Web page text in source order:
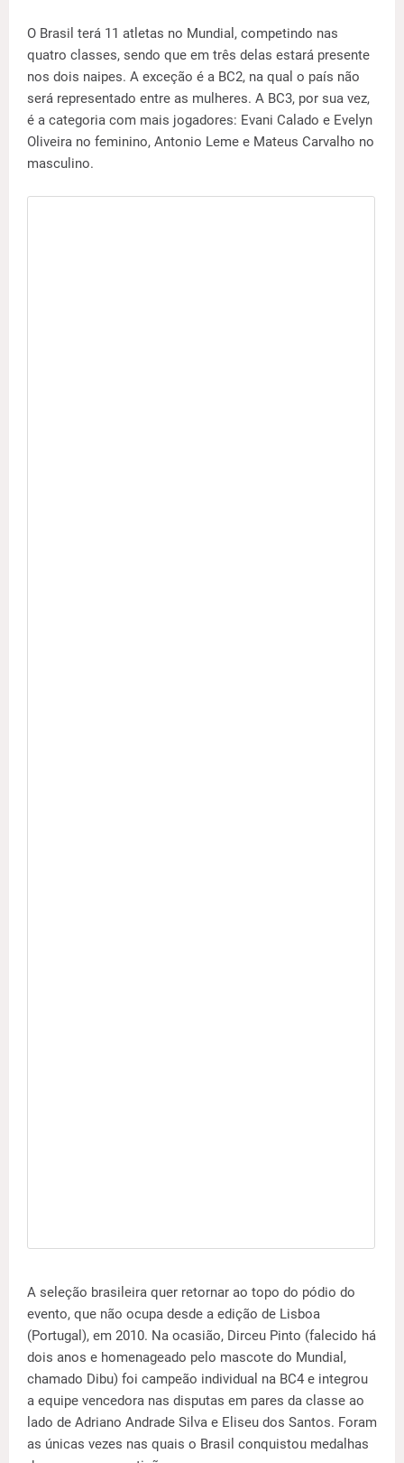
O Brasil terá 11 atletas no Mundial, competindo nas
quatro classes, sendo que em três delas estará presente
nos dois naipes. A exceção é a BC2, na qual o país não
será representado entre as mulheres. A BC3, por sua vez,
é a categoria com mais jogadores: Evani Calado e Evelyn
Oliveira no feminino, Antonio Leme e Mateus Carvalho no
masculino.
A seleção brasileira quer retornar ao topo do pódio do
evento, que não ocupa desde a edição de Lisboa
(Portugal), em 2010. Na ocasião, Dirceu Pinto (falecido há
dois anos e homenageado pelo mascote do Mundial,
chamado Dibu) foi campeão individual na BC4 e integrou
a equipe vencedora nas disputas em pares da classe ao
lado de Adriano Andrade Silva e Eliseu dos Santos. Foram
as únicas vezes nas quais o Brasil conquistou medalhas